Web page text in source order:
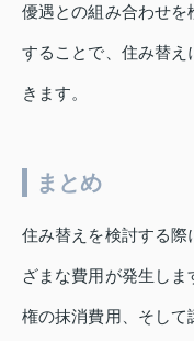
優遇との組み合わせ
することで、住み替
きます。
まとめ
住み替えを検討する際
ざまな費用が発生し
権の抹消費用、そし